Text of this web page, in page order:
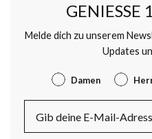
GENIESSE
Melde dich zu unserem
Updates
Gender Damen